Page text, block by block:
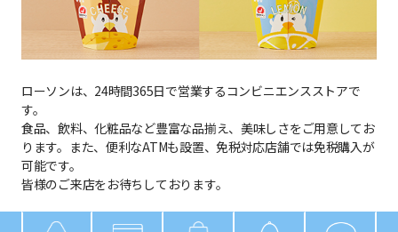
ローソンは、24時間365日で営業するコンビニエンスストアで
す。
食品、飲料、化粧品など豊富な品揃え、美味しさをご用意してお
ります。また、便利なATMも設置、免税対応店舗では免税購入が
可能です。
皆様のご来店をお待ちしております。